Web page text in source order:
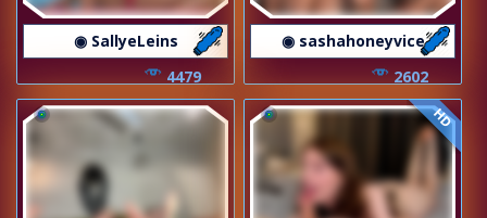
◉ SallyeLeins
4479
◉ sashahoneyvice
2602
HD